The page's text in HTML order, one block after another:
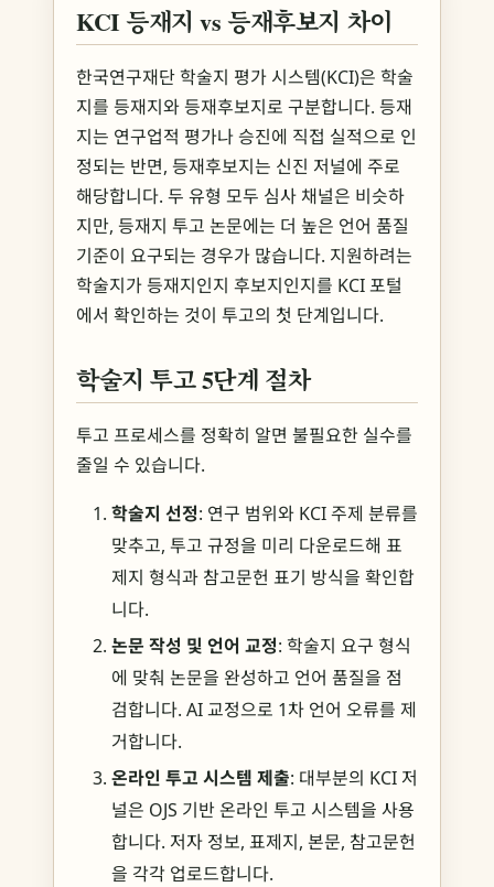
KCI 등재지 vs 등재후보지 차이
한국연구재단 학술지 평가 시스템(KCI)은 학술
지를 등재지와 등재후보지로 구분합니다. 등재
지는 연구업적 평가나 승진에 직접 실적으로 인
정되는 반면, 등재후보지는 신진 저널에 주로
해당합니다. 두 유형 모두 심사 채널은 비슷하
지만, 등재지 투고 논문에는 더 높은 언어 품질
기준이 요구되는 경우가 많습니다. 지원하려는
학술지가 등재지인지 후보지인지를 KCI 포털
에서 확인하는 것이 투고의 첫 단계입니다.
학술지 투고 5단계 절차
투고 프로세스를 정확히 알면 불필요한 실수를
줄일 수 있습니다.
학술지 선정: 연구 범위와 KCI 주제 분류를
맞추고, 투고 규정을 미리 다운로드해 표
제지 형식과 참고문헌 표기 방식을 확인합
니다.
논문 작성 및 언어 교정: 학술지 요구 형식
에 맞춰 논문을 완성하고 언어 품질을 점
검합니다. AI 교정으로 1차 언어 오류를 제
거합니다.
온라인 투고 시스템 제출: 대부분의 KCI 저
널은 OJS 기반 온라인 투고 시스템을 사용
합니다. 저자 정보, 표제지, 본문, 참고문헌
을 각각 업로드합니다.